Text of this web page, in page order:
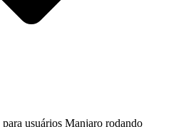
usuários Manjaro rodando